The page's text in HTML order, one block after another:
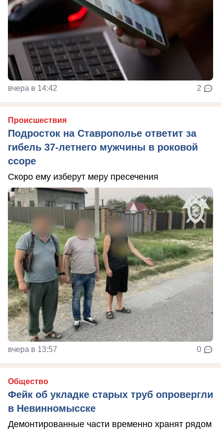
вчера в 14:42 2
Происшествия
Подросток на Ставрополье ответит за
гибель 37-летнего мужчины в роковой
ссоре
Скоро ему изберут меру пресечения
вчера в 13:57 0
Общество
Фейк об укладке старых труб опровергли
в Невинномысске
Демонтированные части временно хранят рядом